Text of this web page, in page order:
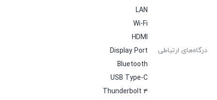
درگاه‌های ارتباطی
LAN
Wi-Fi
HDMI
Display Port
Bluetooth
USB Type-C
Thunderbolt ۴